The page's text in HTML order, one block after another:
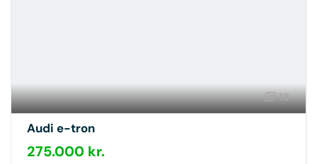
18
Audi e-tron
275.000 kr.